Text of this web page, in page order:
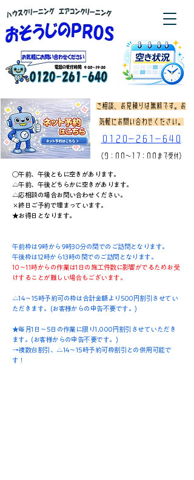
ご相談、お見積りは無料です。お
気軽にお問い合わせください。
０１２０－２６１－６４０
（９：００～１7：００まで受付）
○午前、午後ともに空きがあります。
△午前、午後どちらかに空きがあります。
△応相談の場合お問い合わせください。
×終日ご予約で埋まっています。
★お得日となります。
午前枠は9時から9時30分の間でのご訪問となります。
午後枠は12時から13時の間でのご訪問となります。
10～11時からの作業は1日の施工件数に影響がでるためお受
けすることが難しい場合もございます。
​△14～15時予約可の枠は合計金額より500円割引させてい
ただきます。(お客様からの申告不要です。)
★毎月1日～5日の作業に限り1,000円割引させていただき
ます。(お客様からの申告不要です。)
→複数台割引、△14～15時予約可枠割引との併用可能で
す！